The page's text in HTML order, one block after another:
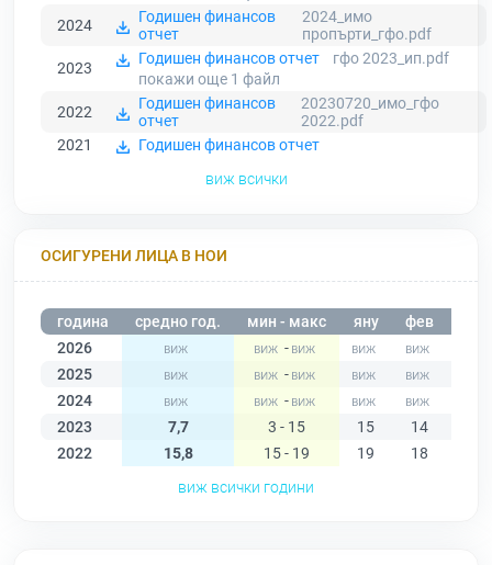
2024
Годишен финансов
отчет
2024_имо
пропърти_гфо.pdf
2023
Годишен финансов отчет
гфо 2023_ип.pdf
покажи още 1 файл
2022
Годишен финансов
отчет
20230720_имо_гфо
2022.pdf
2021
Годишен финансов отчет
виж всички
ОСИГУРЕНИ ЛИЦА В НОИ
година средно год. мин - макс яну фев
2026
-
2025
-
2024
-
2023
7,7 3 - 15 15 14
2022
15,8 15 - 19 19 18
виж всички години